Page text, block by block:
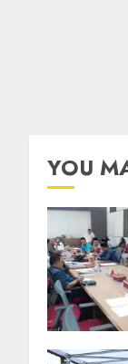
YOU